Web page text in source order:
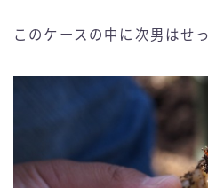
このケースの中に次男はせ